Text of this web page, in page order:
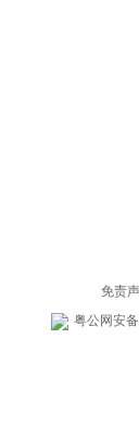
免责
粤公网安备